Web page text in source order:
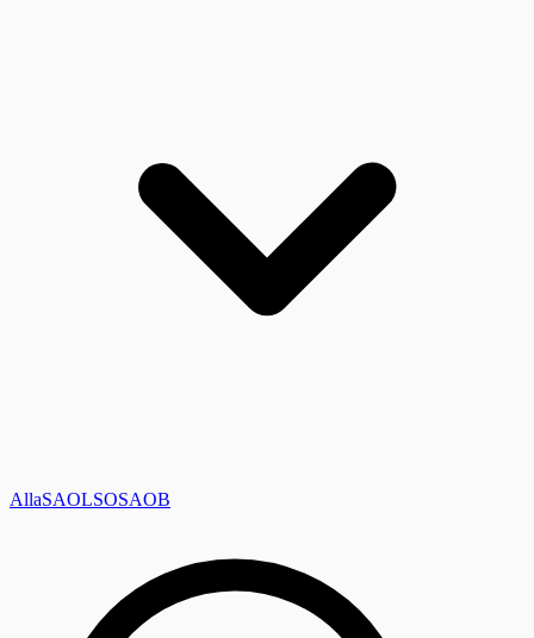
AllaSAOLSOSAOB